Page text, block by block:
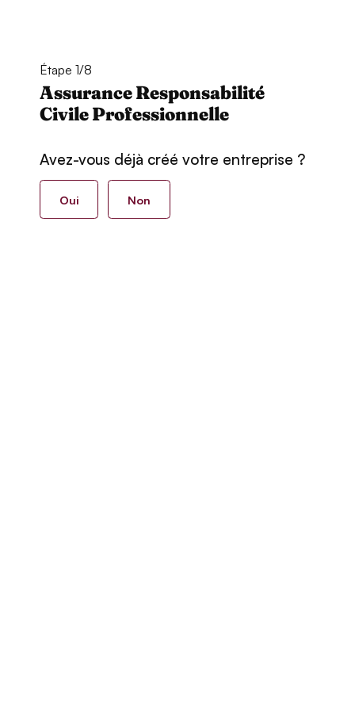
Étape 1/8
Assurance Responsabilité
Civile Professionnelle
Avez-vous déjà créé votre entreprise ?
Oui Non